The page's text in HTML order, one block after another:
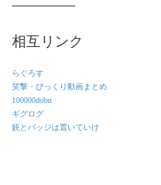
相互リンク
らぐろす
笑撃・びっくり動画まとめ
100000dobu
ギグログ
銃とバッジは置いていけ